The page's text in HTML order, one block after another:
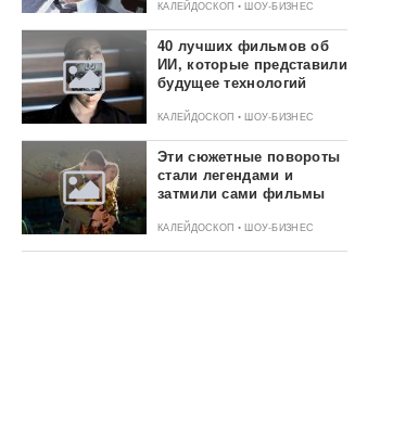
КАЛЕЙДОСКОП • ШОУ-БИЗНЕС
40 лучших фильмов об
ИИ, которые представили
будущее технологий
КАЛЕЙДОСКОП • ШОУ-БИЗНЕС
Эти сюжетные повороты
стали легендами и
затмили сами фильмы
КАЛЕЙДОСКОП • ШОУ-БИЗНЕС